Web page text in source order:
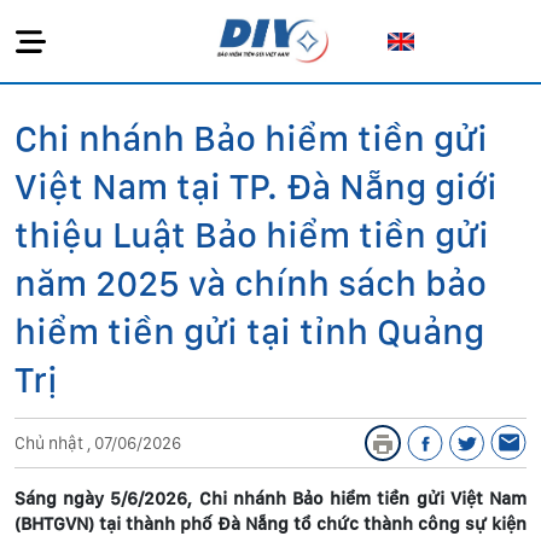
Chi nhánh Bảo hiểm tiền gửi
Việt Nam tại TP. Đà Nẵng giới
thiệu Luật Bảo hiểm tiền gửi
năm 2025 và chính sách bảo
hiểm tiền gửi tại tỉnh Quảng
Trị
Chủ nhật , 07/06/2026
Sáng ngày 5/6/2026, Chi nhánh Bảo hiểm tiền gửi Việt Nam
(BHTGVN) tại thành phố Đà Nẵng tổ chức thành công sự kiện